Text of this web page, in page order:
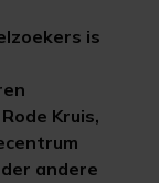
is
Kruis,
andere